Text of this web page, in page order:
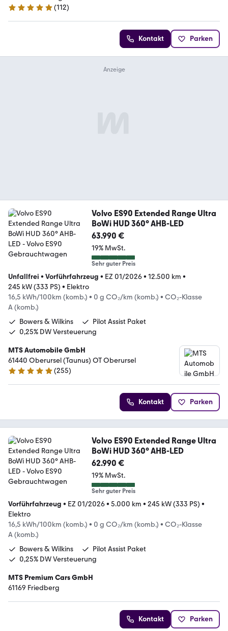
4.9 Sterne
(112)
Kontakt Parken
Volvo ES90 Extended Range Ultra
BoWi HUD 360° AHB-LED
63.990 €
19% MwSt.
Sehr guter Preis
Unfallfrei • Vorführfahrzeug • EZ 01/2026• 12.500 km •
245 kW (333 PS) • Elektro
16,5 kWh/100km (komb.) • 0 g CO₂/km (komb.) • CO₂-Klasse
A (komb.)
Bowers & Wilkins
Pilot Assist Paket
0,25% DW Versteuerung
MTS Automobile GmbH
61440 Oberursel (Taunus) OT Oberursel
5 Sterne
(255)
Kontakt Parken
Volvo ES90 Extended Range Ultra
BoWi HUD 360° AHB-LED
62.990 €
19% MwSt.
Sehr guter Preis
Vorführfahrzeug • EZ 01/2026• 5.000 km • 245 kW (333 PS) •
Elektro
16,5 kWh/100km (komb.) • 0 g CO₂/km (komb.) • CO₂-Klasse
A (komb.)
Bowers & Wilkins
Pilot Assist Paket
0,25% DW Versteuerung
MTS Premium Cars GmbH
61169 Friedberg
Kontakt Parken